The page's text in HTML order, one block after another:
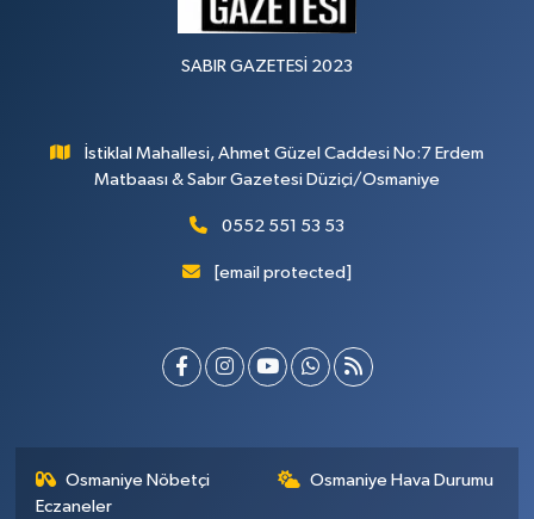
SABIR GAZETESİ 2023
İstiklal Mahallesi, Ahmet Güzel Caddesi No:7 Erdem
Matbaası & Sabır Gazetesi Düziçi/Osmaniye
0552 551 53 53
[email protected]
Osmaniye Nöbetçi
Eczaneler
Osmaniye Hava Durumu